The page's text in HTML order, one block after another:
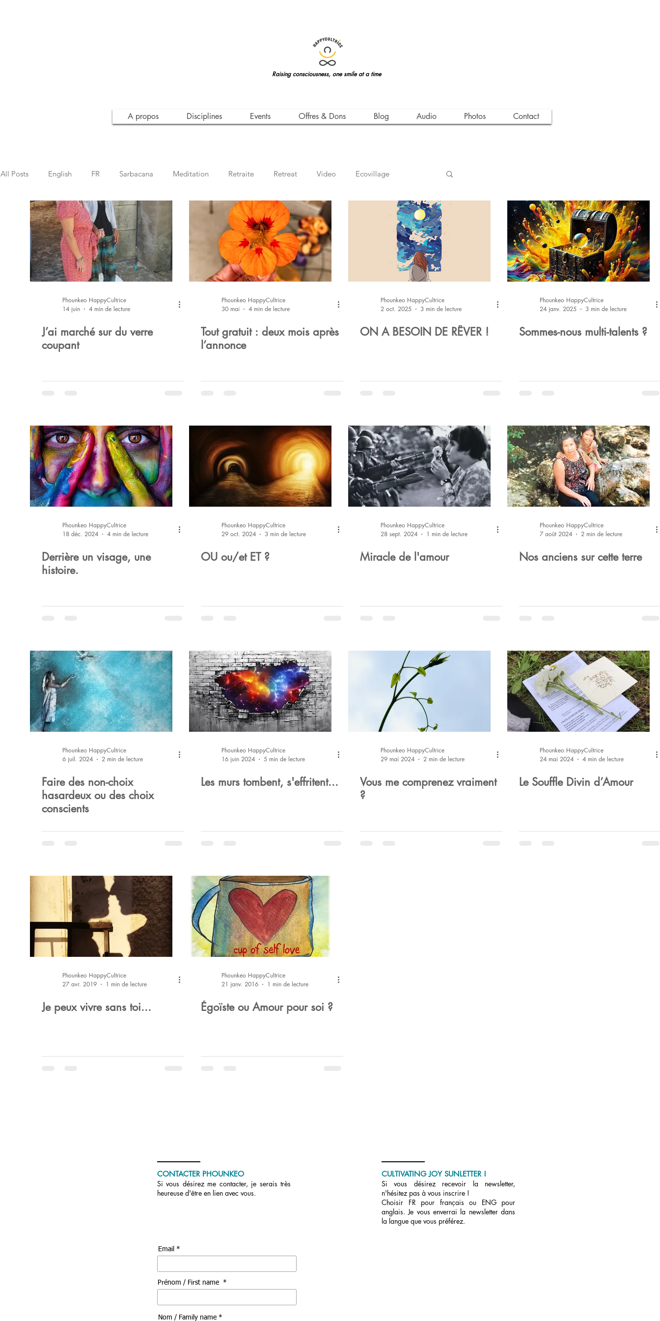
Raising consciousness, one smile at a time
All Posts English FR Sarbacana Meditation Retraite Retreat Video Ecovillage
Inspiration Conscience Awareness Leçon de Vie Life Teachings Qigong
Open Up Communication Taiji Corps Citation Quote Pratique Respiration Voyage
Phounkeo HappyCultrice
14 juin
4 min de lecture
J’ai marché sur du verre
coupant
Phounkeo HappyCultrice
30 mai
4 min de lecture
Tout gratuit : deux mois après
l’annonce
Phounkeo HappyCultrice
2 oct. 2025
3 min de lecture
ON A BESOIN DE RÊVER !
Phounkeo HappyCultrice
24 janv. 2025
3 min de lecture
Sommes-nous multi-talents ?
Phounkeo HappyCultrice
18 déc. 2024
4 min de lecture
Derrière un visage, une
histoire.
Phounkeo HappyCultrice
29 oct. 2024
3 min de lecture
OU ou/et ET ?
Phounkeo HappyCultrice
28 sept. 2024
1 min de lecture
Miracle de l'amour
Phounkeo HappyCultrice
7 août 2024
2 min de lecture
Nos anciens sur cette terre
Phounkeo HappyCultrice
6 juil. 2024
2 min de lecture
Faire des non-choix
hasardeux ou des choix
conscients
Phounkeo HappyCultrice
16 juin 2024
5 min de lecture
Les murs tombent, s'effritent...
Phounkeo HappyCultrice
29 mai 2024
2 min de lecture
Vous me comprenez vraiment
?
Phounkeo HappyCultrice
24 mai 2024
4 min de lecture
Le Souffle Divin d’Amour
Phounkeo HappyCultrice
27 avr. 2019
1 min de lecture
Je peux vivre sans toi...
Phounkeo HappyCultrice
21 janv. 2016
1 min de lecture
Égoïste ou Amour pour soi ?
A propos Disciplines Events Offres & Dons Blog Audio Photos Contact
CONTACTER PHOUNKEO
Si vous désirez me contacter, je serais très
heureuse d'être en lien avec vous.
Email *
Prénom / First name *
Nom / Family name *
CULTIVATING JOY SUNLETTER !
Si vous désirez recevoir la newsletter,
n'hésitez pas à vous inscrire !
Choisir FR pour français ou ENG pour
anglais. Je vous enverrai la newsletter dans
la langue que vous préférez.